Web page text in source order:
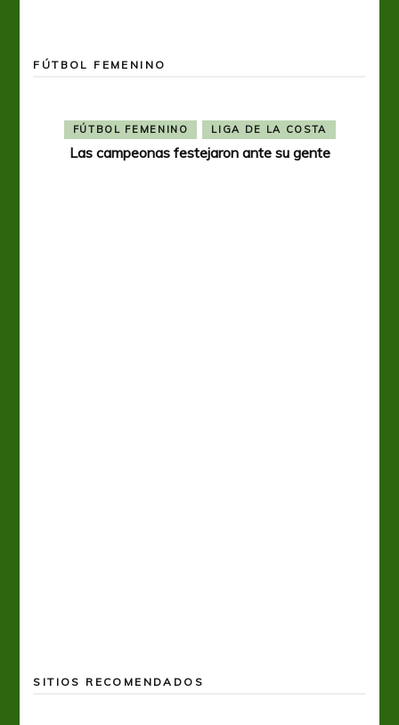
FÚTBOL FEMENINO
FÚTBOL FEMENINO LIGA DE LA COSTA
Las campeonas festejaron ante su gente
SITIOS RECOMENDADOS